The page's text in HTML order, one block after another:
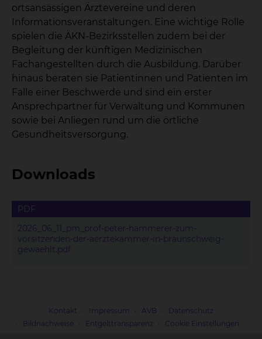
ortsansässigen Ärztevereine und deren
Informationsveranstaltungen. Eine wichtige Rolle
spielen die ÄKN-Bezirksstellen zudem bei der
Begleitung der künftigen Medizinischen
Fachangestellten durch die Ausbildung. Darüber
hinaus beraten sie Patientinnen und Patienten im
Falle einer Beschwerde und sind ein erster
Ansprechpartner für Verwaltung und Kommunen
sowie bei Anliegen rund um die örtliche
Gesundheitsversorgung.
Downloads
PDF
2026_06_11_pm_prof-peter-hammerer-zum-
vorsitzenden-der-aerztekammer-in-braunschweig-
gewaehlt.pdf
Kontakt Impressum AVB
Datenschutz
Bildnachweise
Entgelttransparenz Cookie Einstellungen